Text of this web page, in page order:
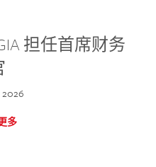
担任首席财务
多